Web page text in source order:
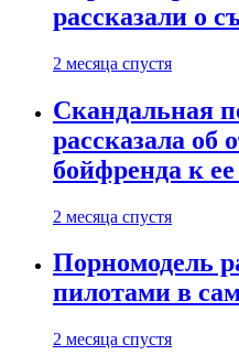
рассказали о
2 месяца спустя
Скандальная
рассказала об
бойфренда к ее
2 месяца спустя
Порномодель
пилотами в
2 месяца спустя